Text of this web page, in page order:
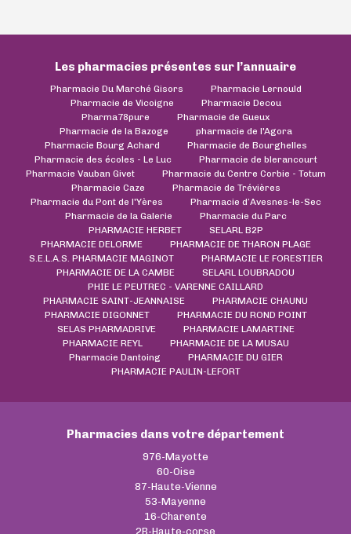
Les pharmacies présentes sur l’annuaire
Pharmacie Du Marché Gisors
Pharmacie Lernould
Pharmacie de Vicoigne
Pharmacie Decou
Pharma78pure
Pharmacie de Gueux
Pharmacie de la Bazoge
pharmacie de l'Agora
Pharmacie Bourg Achard
Pharmacie de Bourghelles
Pharmacie des écoles - Le Luc
Pharmacie de blerancourt
Pharmacie Vauban Givet
Pharmacie du Centre Corbie - Totum
Pharmacie Caze
Pharmacie de Trévières
Pharmacie du Pont de l'Yères
Pharmacie d’Avesnes-le-Sec
Pharmacie de la Galerie
Pharmacie du Parc
PHARMACIE HERBET
SELARL B2P
PHARMACIE DELORME
PHARMACIE DE THARON PLAGE
S.E.L.A.S. PHARMACIE MAGINOT
PHARMACIE LE FORESTIER
PHARMACIE DE LA CAMBE
SELARL LOUBRADOU
PHIE LE PEUTREC - VARENNE CAILLARD
PHARMACIE SAINT-JEANNAISE
PHARMACIE CHAUNU
PHARMACIE DIGONNET
PHARMACIE DU ROND POINT
SELAS PHARMADRIVE
PHARMACIE LAMARTINE
PHARMACIE REYL
PHARMACIE DE LA MUSAU
Pharmacie Dantoing
PHARMACIE DU GIER
PHARMACIE PAULIN-LEFORT
Pharmacies dans votre département
976-Mayotte
60-Oise
87-Haute-Vienne
53-Mayenne
16-Charente
2B-Haute-corse